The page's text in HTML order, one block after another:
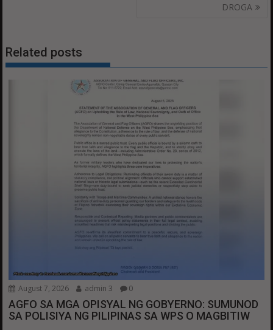
DROGA
Related posts
August 7, 2026 admin 3 0
AGFO SA MGA OPISYAL NG GOBYERNO: SUMUNOD
SA POLISIYA NG PILIPINAS SA WPS O MAGBITIW